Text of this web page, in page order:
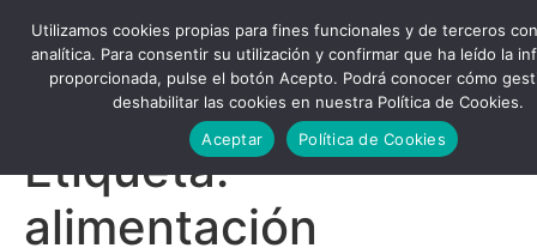
Etiqueta:
alimentación
Utilizamos cookies propias para fines funcionales y de terceros
analítica. Para consentir su utilización y confirmar que ha leído la
proporcionada, pulse el botón Acepto. Podrá conocer cómo
deshabilitar las cookies en nuestra Política de Cookies.
Aceptar
Política de Cookies